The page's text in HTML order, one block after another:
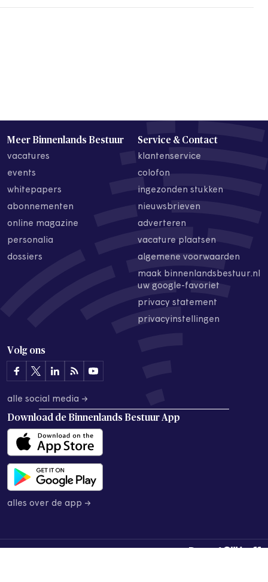
Meer Binnenlands Bestuur
vacatures
events
whitepapers
abonnementen
online magazine
personalia
dossiers
Service & Contact
klantenservice
colofon
ingezonden stukken
nieuwsbrieven
adverteren
vacature plaatsen
algemene voorwaarden
maak binnenlandsbestuur.nl
uw google-favoriet
privacy statement
privacyinstellingen
Volg ons
alle social media →
Download de Binnenlands Bestuur App
alles over de app →